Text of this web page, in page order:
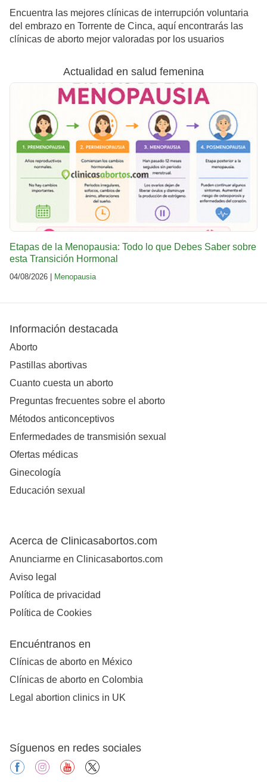
Encuentra las mejores clínicas de interrupción voluntaria
del embrazo en Torrente de Cinca, aquí encontrarás las
clínicas de aborto mejor valoradas por los usuarios
Actualidad en salud femenina
Etapas de la Menopausia: Todo lo que Debes Saber sobre
esta Transición Hormonal
04/08/2026 | Menopausia
Información destacada
Aborto
Pastillas abortivas
Cuanto cuesta un aborto
Preguntas frecuentes sobre el aborto
Métodos anticonceptivos
Enfermedades de transmisión sexual
Ofertas médicas
Ginecología
Educación sexual
Acerca de Clinicasabortos.com
Anunciarme en Clinicasabortos.com
Aviso legal
Política de privacidad
Política de Cookies
Encuéntranos en
Clínicas de aborto en México
Clínicas de aborto en Colombia
Legal abortion clinics in UK
Síguenos en redes sociales
facebookinstagramyoutube